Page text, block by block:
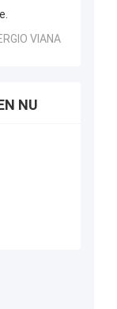
VIANA
NU